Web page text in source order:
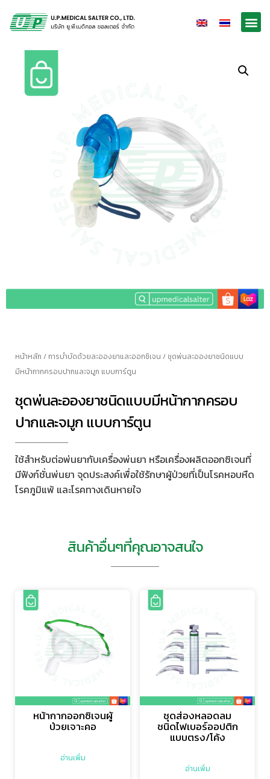
หน้าหลัก /การบำบัดด้วยละอองยาและออกซิเจน / ชุดพ่นละอองยาชนิดแบบ
มีหน้ากากครอบปากและจมูก แบบการ์ตูน
ชุดพ่นละอองยาชนิดแบบมีหน้ากากครอบ
ปากและจมูก แบบการ์ตูน
ใช้สำหรับต่อพ่นยากับเครื่องพ่นยา หรือเครื่องผลิตออกซิเจนที่
มีฟังก์ชั่นพ่นยา จุดประสงค์เพื่อใช้รักษาผู้ป่วยที่เป็นโรคหอบหืด
โรคภูมิแพ้ และโรคทางเดินหายใจ
สินค้าอื่นๆที่คุณอาจสนใจ
หน้ากากออกซิเจนผู้
ป่วยเจาะคอ
อ่านเพิ่ม
ชุดส่องหลอดลม
ชนิดไฟเบอร์ออปติก
แบบตรง/โค้ง
อ่านเพิ่ม